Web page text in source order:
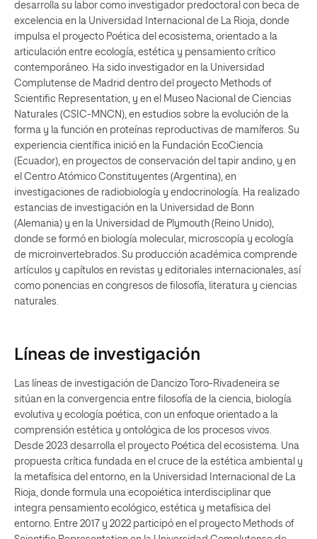
desarrolla su labor como investigador predoctoral con beca de
excelencia en la Universidad Internacional de La Rioja, donde
impulsa el proyecto Poética del ecosistema, orientado a la
articulación entre ecología, estética y pensamiento crítico
contemporáneo. Ha sido investigador en la Universidad
Complutense de Madrid dentro del proyecto Methods of
Scientific Representation, y en el Museo Nacional de Ciencias
Naturales (CSIC-MNCN), en estudios sobre la evolución de la
forma y la función en proteínas reproductivas de mamíferos. Su
experiencia científica inició en la Fundación EcoCiencia
(Ecuador), en proyectos de conservación del tapir andino, y en
el Centro Atómico Constituyentes (Argentina), en
investigaciones de radiobiología y endocrinología. Ha realizado
estancias de investigación en la Universidad de Bonn
(Alemania) y en la Universidad de Plymouth (Reino Unido),
donde se formó en biología molecular, microscopía y ecología
de microinvertebrados. Su producción académica comprende
artículos y capítulos en revistas y editoriales internacionales, así
como ponencias en congresos de filosofía, literatura y ciencias
naturales.
Líneas de investigación
Las líneas de investigación de Dancizo Toro-Rivadeneira se
sitúan en la convergencia entre filosofía de la ciencia, biología
evolutiva y ecología poética, con un enfoque orientado a la
comprensión estética y ontológica de los procesos vivos.
Desde 2023 desarrolla el proyecto Poética del ecosistema. Una
propuesta crítica fundada en el cruce de la estética ambiental y
la metafísica del entorno, en la Universidad Internacional de La
Rioja, donde formula una ecopoiética interdisciplinar que
integra pensamiento ecológico, estética y metafísica del
entorno. Entre 2017 y 2022 participó en el proyecto Methods of